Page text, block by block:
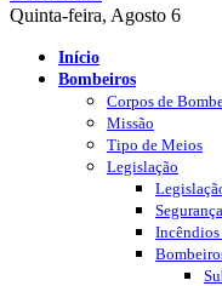
Quinta-feira, Agosto 6
Início
Bombeiros
Corpos de
Missão
Tipo de Meios
Legislação